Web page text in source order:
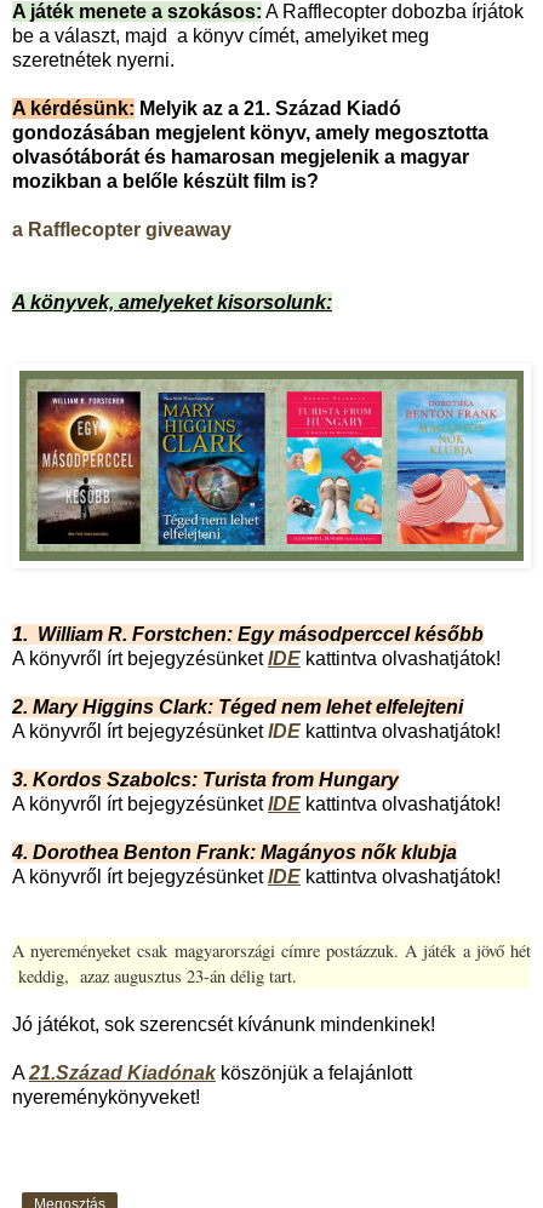
A játék menete a szokásos: A Rafflecopter dobozba írjátok
be a választ, majd a könyv címét, amelyiket meg
szeretnétek nyerni.
A kérdésünk: Melyik az a 21. Század Kiadó
gondozásában megjelent könyv, amely megosztotta
olvasótáborát és hamarosan megjelenik a magyar
mozikban a belőle készült film is?
a Rafflecopter giveaway
A könyvek, amelyeket kisorsolunk:
1. William R. Forstchen: Egy másodperccel később
A könyvről írt bejegyzésünketIDE kattintva olvashatjátok!
2. Mary Higgins Clark: Téged nem lehet elfelejteni
A könyvről írt bejegyzésünketIDE kattintva olvashatjátok!
3. Kordos Szabolcs: Turista from Hungary
A könyvről írt bejegyzésünketIDE kattintva olvashatjátok!
4. Dorothea Benton Frank: Magányos nők klubja
A könyvről írt bejegyzésünketIDE kattintva olvashatjátok!
A nyereményeket csak magyarországi címre postázzuk. A játék a jövő hét
keddig, azaz augusztus 23-án délig tart.
Jó játékot, sok szerencsét kívánunk mindenkinek!
A21.Század Kiadónakköszönjük a felajánlott
nyereménykönyveket!